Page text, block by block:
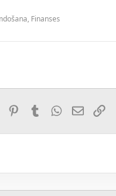
Finanses
Reddit PinterestTumblrWhatsApp
E-pasts